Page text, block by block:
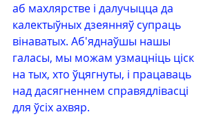
аб махлярстве і далучыцца да
калектыўных дзеянняў супраць
вінаватых. Аб'яднаўшы нашы
галасы, мы можам узмацніць ціск
на тых, хто ўцягнуты, і працаваць
над дасягненнем справядлівасці
для ўсіх ахвяр.